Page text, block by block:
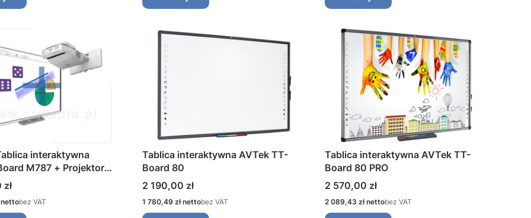
interaktywna
M787 + Projektor
Epson EB-
bez VAT
Tablica interaktywna AVTek TT-
Board 80
Cena
2 190,00 zł
Cena
1 780,49 zł bez VAT
Tablica interaktywna AVTek TT-
Board 80 PRO
Cena
2 570,00 zł
Cena
2 089,43 zł bez VAT